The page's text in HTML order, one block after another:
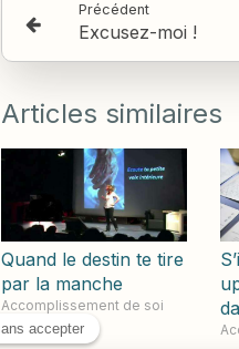
Précédent
Excusez-moi !
Articles similaires
Quand le destin te tire
par la manche
Accomplissement de soi